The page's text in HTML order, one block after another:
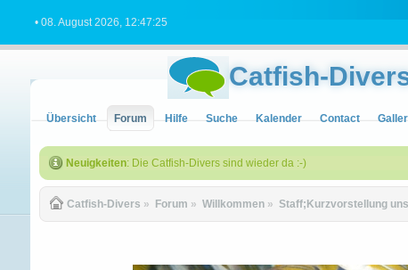
• 08. August 2026, 12:47:25
Catfish-
Übersicht Forum Hilfe Suche Kalender Contact
Neuigkeiten: Die Catfish-Divers sind wieder da :-)
Catfish-Divers » Forum » Willkommen » Staff;Kurzvorstellung